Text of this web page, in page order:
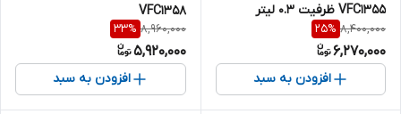
VFC1355 ظرفیت ۰.۳ لیتر
8,400,000
25%
6,270,000
افزودن به سبد
VFC1358
8,960,000
33%
5,920,000
افزودن به سبد